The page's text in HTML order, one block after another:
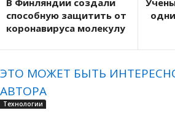
В Финляндии создали
способную защитить от
коронавируса молекулу
ЭТО МОЖЕТ БЫТЬ
АВТОРА
Технологии